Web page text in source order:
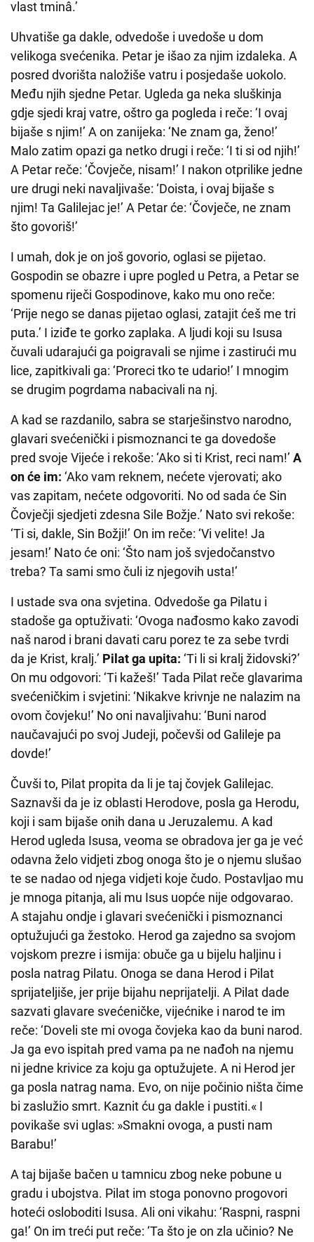
vlast tminâ.’
Uhvatiše ga dakle, odvedoše i uvedoše u dom
velikoga svećenika. Petar je išao za njim izdaleka. A
posred dvorišta naložiše vatru i posjedaše uokolo.
Među njih sjedne Petar. Ugleda ga neka sluškinja
gdje sjedi kraj vatre, oštro ga pogleda i reče: ‘I ovaj
bijaše s njim!’ A on zanijeka: ‘Ne znam ga, ženo!’
Malo zatim opazi ga netko drugi i reče: ‘I ti si od njih!’
A Petar reče: ‘Čovječe, nisam!’ I nakon otprilike jedne
ure drugi neki navaljivaše: ‘Doista, i ovaj bijaše s
njim! Ta Galilejac je!’ A Petar će: ‘Čovječe, ne znam
što govoriš!’
I umah, dok je on još govorio, oglasi se pijetao.
Gospodin se obazre i upre pogled u Petra, a Petar se
spomenu riječi Gospodinove, kako mu ono reče:
‘Prije nego se danas pijetao oglasi, zatajit ćeš me tri
puta.’ I iziđe te gorko zaplaka. A ljudi koji su Isusa
čuvali udarajući ga poigravali se njime i zastirući mu
lice, zapitkivali ga: ‘Proreci tko te udario!’ I mnogim
se drugim pogrdama nabacivali na nj.
A kad se razdanilo, sabra se starješinstvo narodno,
glavari svećenički i pismoznanci te ga dovedoše
pred svoje Vijeće i rekoše: ‘Ako si ti Krist, reci nam!’ A
on će im: ‘Ako vam reknem, nećete vjerovati; ako
vas zapitam, nećete odgovoriti. No od sada će Sin
Čovječji sjedjeti zdesna Sile Božje.’ Nato svi rekoše:
‘Ti si, dakle, Sin Božji!’ On im reče: ‘Vi velite! Ja
jesam!’ Nato će oni: ‘Što nam još svjedočanstvo
treba? Ta sami smo čuli iz njegovih usta!’
I ustade sva ona svjetina. Odvedoše ga Pilatu i
stadoše ga optuživati: ‘Ovoga nađosmo kako zavodi
naš narod i brani davati caru porez te za sebe tvrdi
da je Krist, kralj.’ Pilat ga upita: ‘Ti li si kralj židovski?’
On mu odgovori: ‘Ti kažeš!’ Tada Pilat reče glavarima
svećeničkim i svjetini: ‘Nikakve krivnje ne nalazim na
ovom čovjeku!’ No oni navaljivahu: ‘Buni narod
naučavajući po svoj Judeji, počevši od Galileje pa
dovde!’
Čuvši to, Pilat propita da li je taj čovjek Galilejac.
Saznavši da je iz oblasti Herodove, posla ga Herodu,
koji i sam bijaše onih dana u Jeruzalemu. A kad
Herod ugleda Isusa, veoma se obradova jer ga je već
odavna želo vidjeti zbog onoga što je o njemu slušao
te se nadao od njega vidjeti koje čudo. Postavljao mu
je mnoga pitanja, ali mu Isus uopće nije odgovarao.
A stajahu ondje i glavari svećenički i pismoznanci
optužujući ga žestoko. Herod ga zajedno sa svojom
vojskom prezre i ismija: obuče ga u bijelu haljinu i
posla natrag Pilatu. Onoga se dana Herod i Pilat
sprijateljiše, jer prije bijahu neprijatelji. A Pilat dade
sazvati glavare svećeničke, vijećnike i narod te im
reče: ‘Doveli ste mi ovoga čovjeka kao da buni narod.
Ja ga evo ispitah pred vama pa ne nađoh na njemu
ni jedne krivice za koju ga optužujete. A ni Herod jer
ga posla natrag nama. Evo, on nije počinio ništa čime
bi zaslužio smrt. Kaznit ću ga dakle i pustiti.« I
povikaše svi uglas: »Smakni ovoga, a pusti nam
Barabu!’
A taj bijaše bačen u tamnicu zbog neke pobune u
gradu i ubojstva. Pilat im stoga ponovno progovori
hoteći osloboditi Isusa. Ali oni vikahu: ‘Raspni, raspni
ga!’ On im treći put reče: ‘Ta što je on zla učinio? Ne